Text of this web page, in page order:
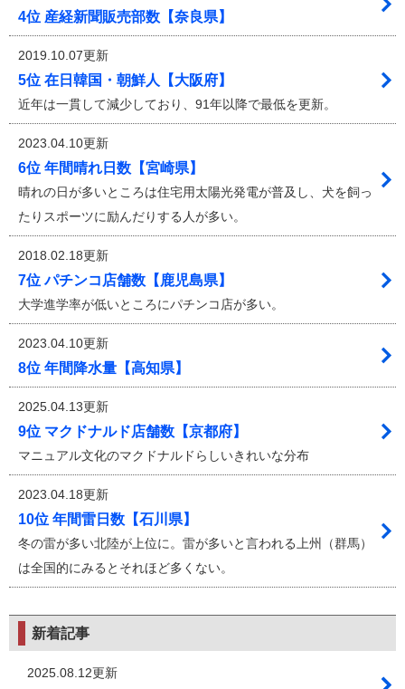
4位 産経新聞販売部数【奈良県】
2019.10.07更新
5位 在日韓国・朝鮮人【大阪府】
近年は一貫して減少しており、91年以降で最低を更新。
2023.04.10更新
6位 年間晴れ日数【宮崎県】
晴れの日が多いところは住宅用太陽光発電が普及し、犬を飼っ
たりスポーツに励んだりする人が多い。
2018.02.18更新
7位 パチンコ店舗数【鹿児島県】
大学進学率が低いところにパチンコ店が多い。
2023.04.10更新
8位 年間降水量【高知県】
2025.04.13更新
9位 マクドナルド店舗数【京都府】
マニュアル文化のマクドナルドらしいきれいな分布
2023.04.18更新
10位 年間雷日数【石川県】
冬の雷が多い北陸が上位に。雷が多いと言われる上州（群馬）
は全国的にみるとそれほど多くない。
新着記事
2025.08.12更新